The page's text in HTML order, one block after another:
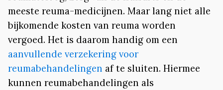
meeste reuma-medicijnen. Maar lang niet alle
bijkomende kosten van reuma worden
vergoed. Het is daarom handig om een
aanvullende verzekering voor
reumabehandelingen af te sluiten. Hiermee
kunnen reumabehandelingen als